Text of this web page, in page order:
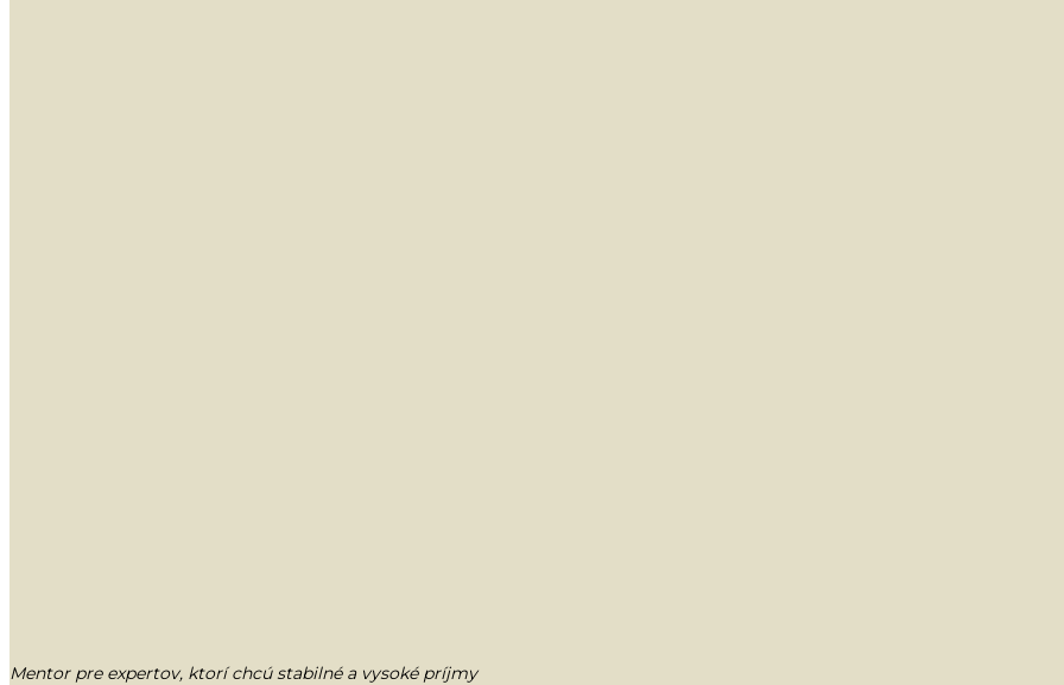
Mentor pre expertov, ktorí chcú stabilné a vysoké príjmy